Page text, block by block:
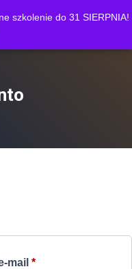
szkolenie do 31 SIERPNIA!
mail *Wymagane